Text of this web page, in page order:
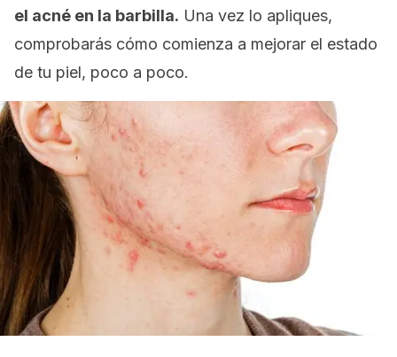
el acné en la barbilla. Una vez lo apliques,
comprobarás cómo comienza a mejorar el estado
de tu piel, poco a poco.